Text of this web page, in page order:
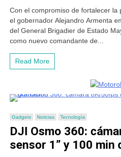
Con el compromiso de fortalecer la
el gobernador Alejandro Armenta
del General Brigadier de Estado
como nuevo comandante de...
Read More
Gadgets Noticias Tecnología
DJI Osmo 360:
sensor 1” y 100 min